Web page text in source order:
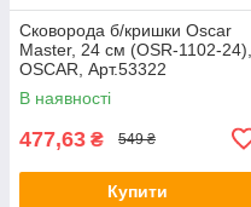
Сковорода б/кришки Oscar
Master, 24 см (OSR-1102-24),
OSCAR, Арт.53322
В наявності
477,63 ₴ 549 ₴
Купити